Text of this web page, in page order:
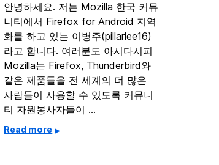
안녕하세요. 저는 Mozilla 한국 커뮤
니티에서 Firefox for Android 지역
화를 하고 있는 이병주(pillarlee16)
라고 합니다. 여러분도 아시다시피
Mozilla는 Firefox, Thunderbird와
같은 제품들을 전 세계의 더 많은
사람들이 사용할 수 있도록 커뮤니
티 자원봉사자들이 …
Read more